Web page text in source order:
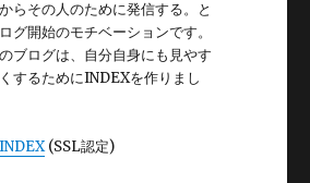
らその人のために発信する。と
グ開始のモチベーションです。
ブログは、自分自身にも見やす
するためにINDEXを作りまし
(SSL認定)